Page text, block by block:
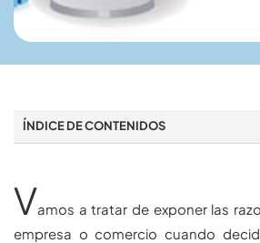
ÍNDICE DE CONTENIDOS
Vamos a tratar de exponer las
empresa o comercio cuando